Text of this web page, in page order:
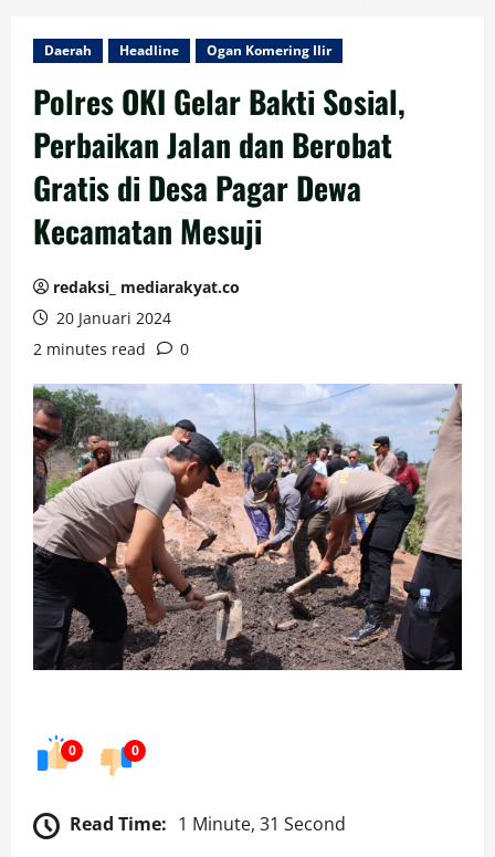
Daerah Headline Ogan Komering Ilir
Polres OKI Gelar Bakti Sosial,
Perbaikan Jalan dan Berobat
Gratis di Desa Pagar Dewa
Kecamatan Mesuji
redaksi_ mediarakyat.co
20 Januari 2024
2 minutes read
0
0 0
Read Time: 1 Minute, 31 Second